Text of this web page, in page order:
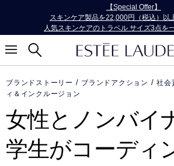
【Special Offer】
スキンケア製品を22,000円（税込）以
人気スキンケアのトラベル サイズ3点を
ブランドストーリー ブランドアクション 社会
ィ＆インクルージョン
女性とノンバイ
学生がコーディ